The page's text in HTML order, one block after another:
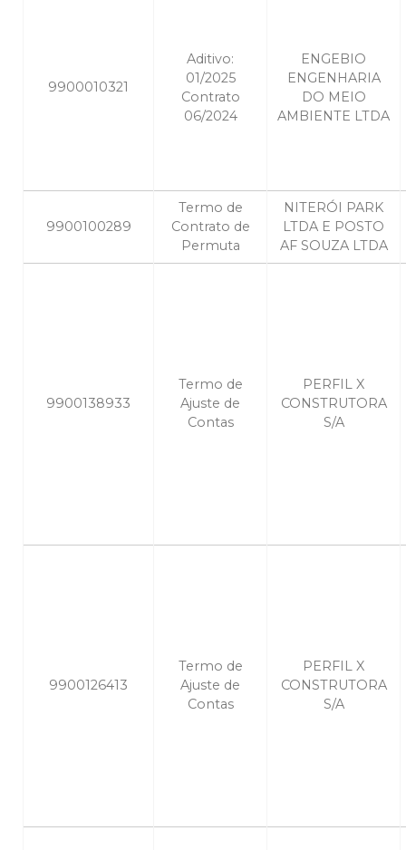
9900010321
Aditivo:
01/2025
Contrato
06/2024
ENGEBIO
ENGENHARIA
DO MEIO
AMBIENTE LTDA
9900100289
Termo de
Contrato de
Permuta
NITERÓI PARK
LTDA E POSTO
AF SOUZA LTDA
9900138933
Termo de
Ajuste de
Contas
PERFIL X
CONSTRUTORA
S/A
9900126413
Termo de
Ajuste de
Contas
PERFIL X
CONSTRUTORA
S/A